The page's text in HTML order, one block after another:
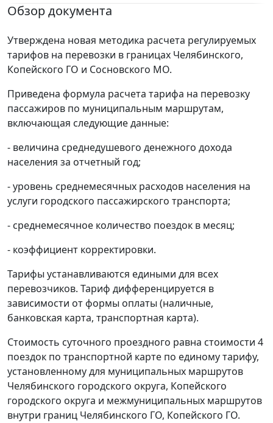
Обзор документа
Утверждена новая методика расчета регулируемых
тарифов на перевозки в границах Челябинского,
Копейского ГО и Сосновского МО.
Приведена формула расчета тарифа на перевозку
пассажиров по муниципальным маршрутам,
включающая следующие данные:
- величина среднедушевого денежного дохода
населения за отчетный год;
- уровень среднемесячных расходов населения на
услуги городского пассажирского транспорта;
- среднемесячное количество поездок в месяц;
- коэффициент корректировки.
Тарифы устанавливаются едиными для всех
перевозчиков. Тариф дифференцируется в
зависимости от формы оплаты (наличные,
банковская карта, транспортная карта).
Стоимость суточного проездного равна стоимости 4
поездок по транспортной карте по единому тарифу,
установленному для муниципальных маршрутов
Челябинского городского округа, Копейского
городского округа и межмуниципальных маршрутов
внутри границ Челябинского ГО, Копейского ГО.